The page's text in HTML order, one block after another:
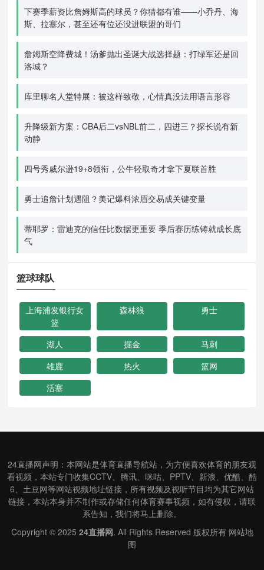
下赛季薪资比詹姆斯高的球员？你猜都有谁——小乔丹、海
斯、拉塞尔，甚至还有位还没进联盟的哥们
詹姆斯空降费城！汤爹抛出圣诞大战选择题：打绿军还是回
洛城？
库里聊名人堂特展：被这样致敬，心情真没法用语言形容
升降级新方案：CBA后二vsNBL前二，四进三？探长说有新
动静
四号秀威尔逊19+8领衔，公牛轻取奇才拿下夏联首胜
勇士追詹计划遇阻？美记爆料浓眉交易成关键变量
蒂耶罗：雷迪克的信任比数据更重要 季后赛历练铸就成长底
气
篮球球队
上海浦发银行女
篮
森林狼 勇士
湖人 掘金
马刺
雄鹿
热火
篮网
活塞
24直播网声明：本网站是体育直播导航站，为方便喜欢体育的朋友观
看视频，本站专门收集CCTV、腾讯、咪咕、PPTV、新浪、优酷、酷
6、土豆网等网站视频地址链接，所有视频及视听节目均为其它网站
链接，本站本身并不制作或存储任何体育赛事视频，如有侵权，请联
系告知，我们将马上删除。
Copyright © 2025 24直播网. All Rights Reserved 版权所有 网站地
图